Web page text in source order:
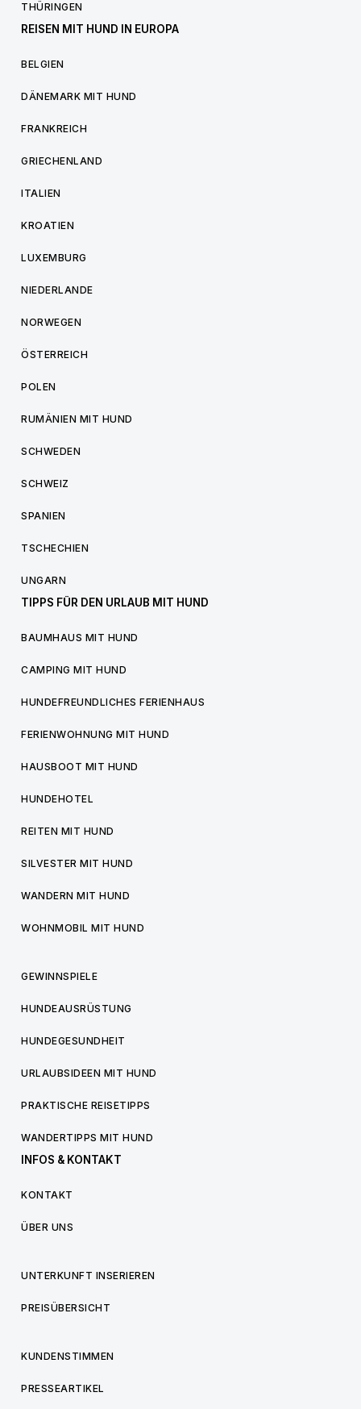
THÜRINGEN
REISEN MIT HUND IN EUROPA
BELGIEN
DÄNEMARK MIT HUND
FRANKREICH
GRIECHENLAND
ITALIEN
KROATIEN
LUXEMBURG
NIEDERLANDE
NORWEGEN
ÖSTERREICH
POLEN
RUMÄNIEN MIT HUND
SCHWEDEN
SCHWEIZ
SPANIEN
TSCHECHIEN
UNGARN
TIPPS FÜR DEN URLAUB MIT HUND
BAUMHAUS MIT HUND
CAMPING MIT HUND
HUNDEFREUNDLICHES FERIENHAUS
FERIENWOHNUNG MIT HUND
HAUSBOOT MIT HUND
HUNDEHOTEL
REITEN MIT HUND
SILVESTER MIT HUND
WANDERN MIT HUND
WOHNMOBIL MIT HUND
GEWINNSPIELE
HUNDEAUSRÜSTUNG
HUNDEGESUNDHEIT
URLAUBSIDEEN MIT HUND
PRAKTISCHE REISETIPPS
WANDERTIPPS MIT HUND
INFOS & KONTAKT
KONTAKT
ÜBER UNS
UNTERKUNFT INSERIEREN
PREISÜBERSICHT
KUNDENSTIMMEN
PRESSEARTIKEL